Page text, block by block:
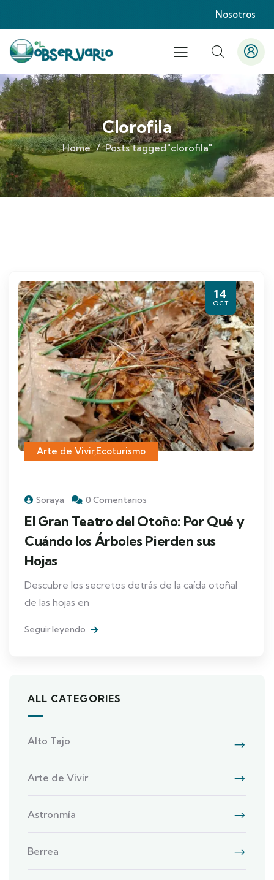
Nosotros
Clorofila
Home Posts tagged"clorofila"
14
OCT
Arte de Vivir,Ecoturismo
Soraya 0 Comentarios
El Gran Teatro del Otoño: Por Qué y
Cuándo los Árboles Pierden sus
Hojas
Descubre los secretos detrás de la caída otoñal
de las hojas en
Seguir leyendo
ALL CATEGORIES
Alto Tajo
Arte de Vivir
Astronmía
Berrea